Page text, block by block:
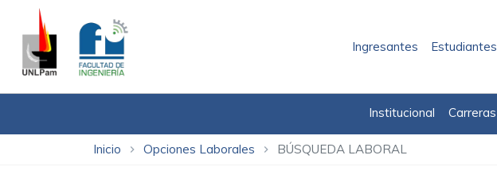
Ingresantes Estudiantes
Institucional Carreras
Inicio chevron_right Opciones Laborales chevron_right BÚSQUEDA LABORAL